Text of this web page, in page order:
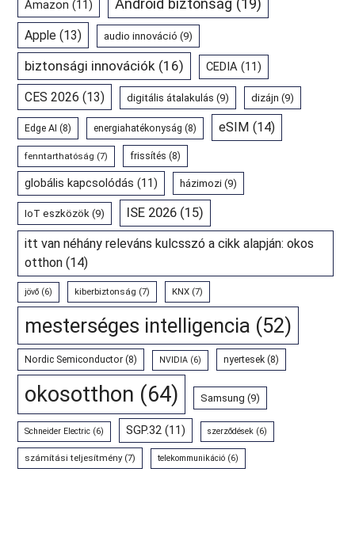
Amazon (11) Android biztonság (19)
Apple (13) audio innováció (9)
biztonsági innovációk (16) CEDIA (11)
CES 2026 (13) digitális átalakulás (9) dizájn (9)
Edge AI (8) energiahatékonyság (8) eSIM (14)
fenntarthatóság (7) frissítés (8)
globális kapcsolódás (11) házimozi (9)
IoT eszközök (9) ISE 2026 (15)
itt van néhány releváns kulcsszó a cikk alapján: okos
otthon (14)
jövő (6) kiberbiztonság (7) KNX (7)
mesterséges intelligencia (52)
Nordic Semiconductor (8) NVIDIA (6) nyertesek (8)
okosotthon (64) Samsung (9)
Schneider Electric (6) SGP.32 (11) szerződések (6)
számítási teljesítmény(7) telekommunikáció (6)